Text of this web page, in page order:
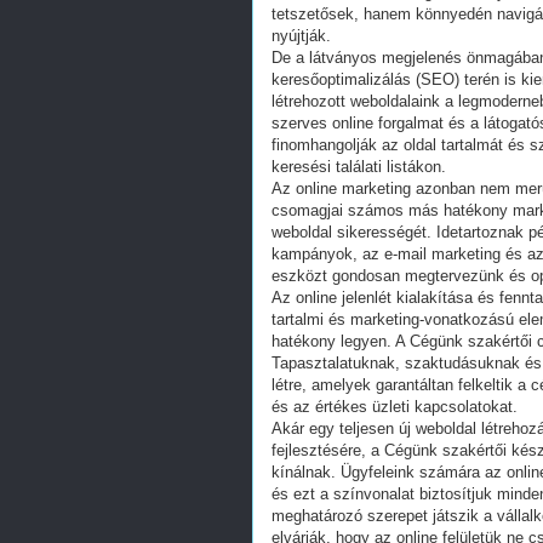
tetszetősek, hanem könnyedén
nyújtják.
De a látványos megjelenés
keresőoptimalizálás (SEO) terén is
létrehozott weboldalaink a
szerves online forgalmat és a
finomhangolják az oldal tartalmát és
keresési találati listákon.
Az online marketing azonban nem
csomagjai számos más hatékony
weboldal sikerességét. Idetartoznak
kampányok, az e-mail marketing és
eszközt gondosan megtervezünk és
Az online jelenlét kialakítása és
tartalmi és marketing-vonatkozású
hatékony legyen. A Cégünk
Tapasztalatuknak, szaktudásuknak
létre, amelyek garantáltan felkeltik a
és az értékes üzleti kapcsolatokat.
Akár egy teljesen új weboldal
fejlesztésére, a Cégünk szakértői
kínálnak. Ügyfeleink számára az
és ezt a színvonalat biztosítjuk
meghatározó szerepet játszik a
elvárják, hogy az online felületük ne